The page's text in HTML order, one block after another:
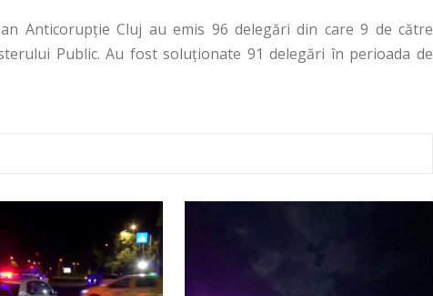
Anticorupţie Cluj au emis 96 delegări din care 9 de către
Public. Au fost soluţionate 91 delegări în perioada de